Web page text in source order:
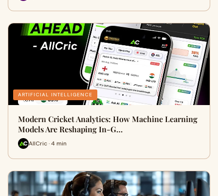
ARTIFICIAL INTELLIGENCE
Modern Cricket Analytics: How Machine Learning
Models Are Reshaping In-G…
AllCric · 4 min